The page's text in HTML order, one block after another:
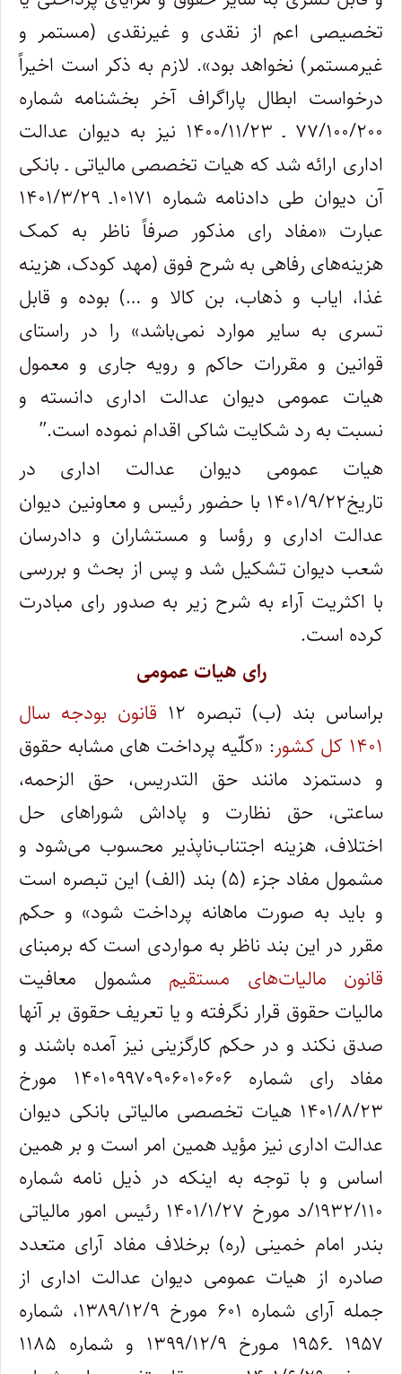
تخصیصی اعم از نقدی و غیرنقدی (مستمر و
غیرمستمر) نخواهد بود». لازم به ذکر است اخیراً
درخواست ابطال پاراگراف آخر بخشنامه شماره
۷۷/۱۰۰/۲۰۰ ـ ۱۴۰۰/۱۱/۲۳ نیز به دیوان عدالت
اداری ارائه شد که هیات تخصصی مالیاتی ـ بانکی
آن دیوان طی دادنامه شماره ۱۰۱۷۱ـ ۱۴۰۱/۳/۲۹
عبارت «مفاد رای مذکور صرفاً ناظر به کمک
هزینه‌های رفاهی به شرح فوق (مهد کودک، هزینه
غذا، ایاب و ذهاب، بن کالا و …) بوده و قابل
تسری به سایر موارد نمی‌باشد» را در راستای
قوانین و مقررات حاکم و رویه جاری و معمول
هیات عمومی دیوان عدالت اداری دانسته و
نسبت به رد شکایت شاکی اقدام نموده است.”
هیات عمومی دیوان عدالت اداری در
تاریخ۱۴۰۱/۹/۲۲ با حضور رئیس و معاونین دیوان
عدالت اداری و رؤسا و مستشاران و دادرسان
شعب دیوان تشکیل شد و پس از بحث و بررسی
با اکثریت آراء به شرح زیر به صدور رای مبادرت
کرده است.
رای هیات عمومی
براساس بند (ب) تبصره ۱۲
قانون بودجه سال
۱۴۰۱ کل کشور
: «کلّیه پرداخت های مشابه حقوق
و دستمزد مانند حق ‌التدریس، حق ‌الزحمه،
ساعتی، حق نظارت و پاداش شوراهای حل
اختلاف، هزینه اجتناب‌ناپذیر محسوب می‌‌شود و
مشمول مفاد جزء (۵) بند (الف) این تبصره است
و باید به صورت ماهانه پرداخت شود» و حکم
مقرر در این بند ناظر به مـواردی است که برمبنای
قانون مالیات‌های مستقیم مشمول معافیت
مالیات حقوق قرار نگرفته و یا تعریف حقوق بر آنها
صدق نکند و در حکم کارگزینی نیز آمده باشند و
مفاد رای شماره ۱۴۰۱۰۹۹۷۰۹۰۶۰۱۰۶۰۶ مورخ
۱۴۰۱/۸/۲۳ هیات تخصصی مالیاتی بانکی دیوان
عدالت اداری نیز مؤید همین امر است و بر همین
اساس و با توجه به اینکه در ذیل نامه شماره
۱۹۳۲/۱۱۰/د مورخ ۱۴۰۱/۱/۲۷ رئیس امور مالیاتی
بندر امام خمینی (ره) برخلاف مفاد آرای متعدد
صادره از هیات عمومی دیوان عدالت اداری از
جمله آرای شماره ۶۰۱ مورخ ۱۳۸۹/۱۲/۹، شماره
۱۹۵۷ ـ۱۹۵۶ مـورخ ۱۳۹۹/۱۲/۹ و شماره ۱۱۸۵